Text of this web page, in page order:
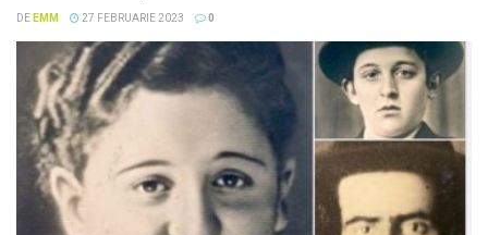
DE EMM 27 FEBRUARIE 2023 0